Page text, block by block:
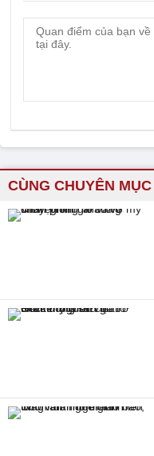
CÙNG CHUYÊN MỤC